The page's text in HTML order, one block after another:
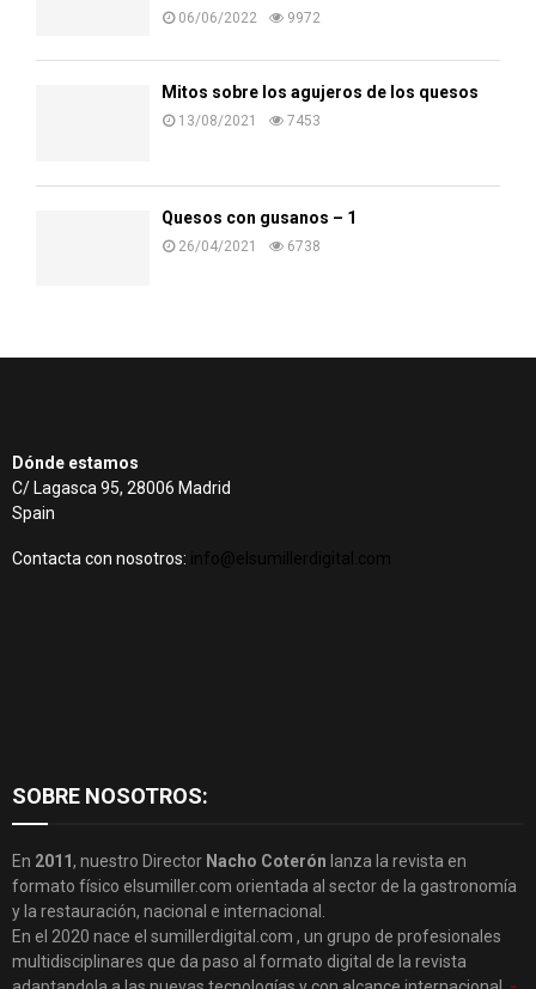
06/06/2022 9972
Mitos sobre los agujeros de los quesos
13/08/2021 7453
Quesos con gusanos – 1
26/04/2021 6738
Dónde estamos
C/ Lagasca 95, 28006 Madrid
Spain
Contacta con nosotros: info@elsumillerdigital.com
SOBRE NOSOTROS:
En 2011, nuestro Director Nacho Coterón lanza la revista en
formato físico elsumiller.com orientada al sector de la gastronomía
y la restauración, nacional e internacional.
En el 2020 nace el sumillerdigital.com , un grupo de profesionales
multidisciplinares que da paso al formato digital de la revista